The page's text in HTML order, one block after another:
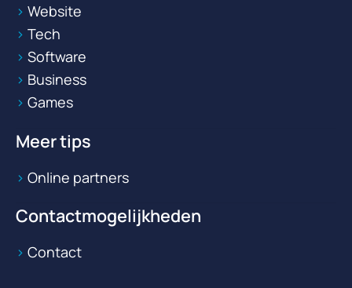
Website
Tech
Software
Business
Games
Meer tips
Online partners
Contactmogelijkheden
Contact